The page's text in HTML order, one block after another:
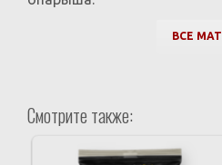
ВСЕ
Смотрите также: